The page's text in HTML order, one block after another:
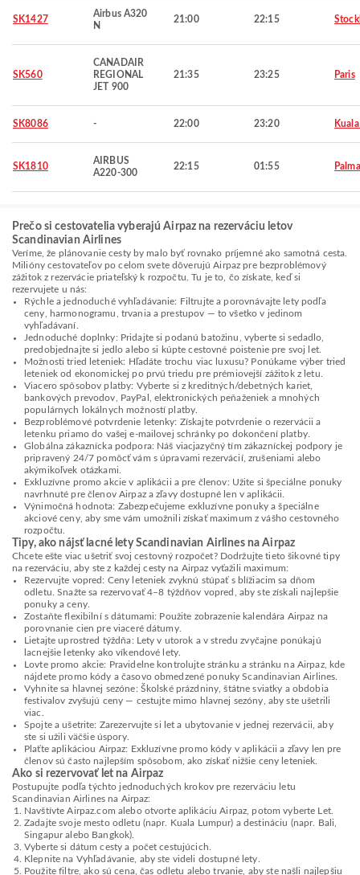
SK1427
Airbus A320
N
21:00 22:15
SK560
CANADAIR
REGIONAL
JET 900
21:35 23:25 Paris
SK8086 - 22:00 23:20
SK1810
AIRBUS
A220-300
22:15 01:55
Prečo si cestovatelia vyberajú Airpaz na rezerváciu letov
Scandinavian Airlines
Veríme, že plánovanie cesty by malo byť rovnako príjemné ako samotná cesta.
Milióny cestovateľov po celom svete dôverujú Airpaz pre bezproblémový
zážitok z rezervácie priateľský k rozpočtu. Tu je to, čo získate, keď si
rezervujete u nás:
Rýchle a jednoduché vyhľadávanie: Filtrujte a porovnávajte lety podľa
ceny, harmonogramu, trvania a prestupov — to všetko v jedinom
vyhľadávaní.
Jednoduché doplnky: Pridajte si podanú batožinu, vyberte si sedadlo,
predobjednajte si jedlo alebo si kúpte cestovné poistenie pre svoj let.
Možnosti tried leteniek: Hľadáte trochu viac luxusu? Ponúkame výber tried
leteniek od ekonomickej po prvú triedu pre prémiovejší zážitok z letu.
Viacero spôsobov platby: Vyberte si z kreditných/debetných kariet,
bankových prevodov, PayPal, elektronických peňaženiek a mnohých
populárnych lokálnych možností platby.
Bezproblémové potvrdenie letenky: Získajte potvrdenie o rezervácii a
letenku priamo do vašej e-mailovej schránky po dokončení platby.
Globálna zákaznícka podpora: Náš viacjazyčný tím zákazníckej podpory je
pripravený 24/7 pomôcť vám s úpravami rezervácií, zrušeniami alebo
akýmikoľvek otázkami.
Exkluzívne promo akcie v aplikácii a pre členov: Užite si špeciálne ponuky
navrhnuté pre členov Airpaz a zľavy dostupné len v aplikácii.
Výnimočná hodnota: Zabezpečujeme exkluzívne ponuky a špeciálne
akciové ceny, aby sme vám umožnili získať maximum z vášho cestovného
rozpočtu.
Tipy, ako nájsť lacné lety Scandinavian Airlines na Airpaz
Chcete ešte viac ušetriť svoj cestovný rozpočet? Dodržujte tieto šikovné tipy
na rezerváciu, aby ste z každej cesty na Airpaz vyťažili maximum:
Rezervujte vopred: Ceny leteniek zvyknú stúpať s blížiacim sa dňom
odletu. Snažte sa rezervovať 4–8 týždňov vopred, aby ste získali najlepšie
ponuky a ceny.
Zostaňte flexibilní s dátumami: Použite zobrazenie kalendára Airpaz na
porovnanie cien pre viaceré dátumy.
Lietajte uprostred týždňa: Lety v utorok a v stredu zvyčajne ponúkajú
lacnejšie letenky ako víkendové lety.
Lovte promo akcie: Pravidelne kontrolujte stránku a stránku na Airpaz, kde
nájdete promo kódy a časovo obmedzené ponuky Scandinavian Airlines.
Vyhnite sa hlavnej sezóne: Školské prázdniny, štátne sviatky a obdobia
festivalov zvyšujú ceny — cestujte mimo hlavnej sezóny, aby ste ušetrili
viac.
Spojte a ušetrite: Zarezervujte si let a ubytovanie v jednej rezervácii, aby
ste si užili väčšie úspory.
Plaťte aplikáciou Airpaz: Exkluzívne promo kódy v aplikácii a zľavy len pre
členov sú často najlepším spôsobom, ako získať nižšie ceny leteniek.
Ako si rezervovať let na Airpaz
Postupujte podľa týchto jednoduchých krokov pre rezerváciu letu
Scandinavian Airlines na Airpaz:
Navštívte Airpaz.com alebo otvorte aplikáciu Airpaz, potom vyberte Let.
Zadajte svoje mesto odletu (napr. Kuala Lumpur) a destináciu (napr. Bali,
Singapur alebo Bangkok).
Vyberte si dátum cesty a počet cestujúcich.
Klepnite na Vyhľadávanie, aby ste videli dostupné lety.
Použite filtre, ako sú cena, čas odletu alebo trvanie, aby ste našli najlepšiu